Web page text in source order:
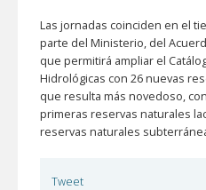
Las jornadas coinciden en el
parte del Ministerio, del
que permitirá ampliar el
Hidrológicas con 26 nuevas
que resulta más novedoso,
primeras reservas naturales
reservas naturales
Tweet